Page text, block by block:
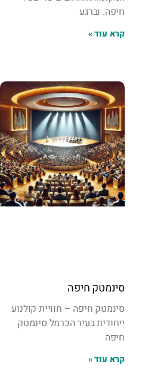
חיפה. וברגע
קרא עוד »
סינמטק חיפה
סינמטק חיפה – חוויית קולנוע
ייחודית בעיר הכרמל סינמטק
חיפה
קרא עוד »